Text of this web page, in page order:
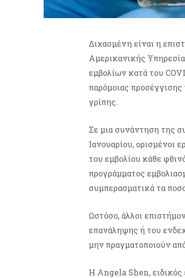
Διχασμένη είναι η
Αμερικανικής
εμβολίων κατά του
παρόμοιας
γρίπης.
Σε μια συνάντηση της
Ιανουαρίου, ορισμένοι
του εμβολίου κάθε
προγράμματος
συμπερασματικά τα
Ωστόσο, άλλοι
επανάληψης ή του
μην πραγματοποιούν
Η Angela Shen, ειδικός